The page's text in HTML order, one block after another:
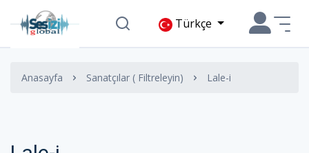
Türkçe
Anasayfa Sanatçılar ( Filtreleyin) Lale-i